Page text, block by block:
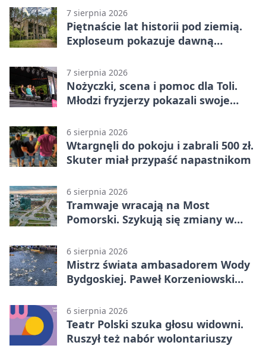
7 sierpnia 2026
Piętnaście lat historii pod ziemią.
Exploseum pokazuje dawną
7 sierpnia 2026
Nożyczki, scena i pomoc dla Toli.
Młodzi fryzjerzy pokazali swoje
6 sierpnia 2026
Wtargnęli do pokoju i zabrali 500 zł.
Skuter miał przypaść napastnikom
6 sierpnia 2026
Tramwaje wracają na Most
Pomorski. Szykują się zmiany w
6 sierpnia 2026
Mistrz świata ambasadorem Wody
Bydgoskiej. Paweł Korzeniowski
6 sierpnia 2026
Teatr Polski szuka głosu widowni.
Ruszył też nabór wolontariuszy